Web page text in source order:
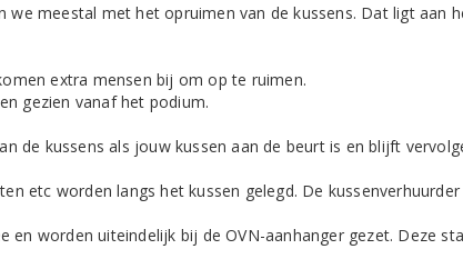
we meestal met het opruimen van de kussens. Dat ligt aan
extra mensen bij om op te ruimen.
gezien vanaf het podium.
de kussens als jouw kussen aan de beurt is en blijft
etc worden langs het kussen gelegd. De kussenverhuurder
en worden uiteindelijk bij de OVN-aanhanger gezet. Deze